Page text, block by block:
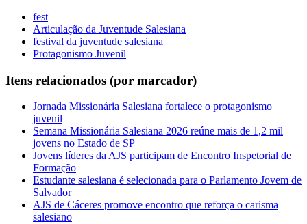
fest
Articulação da Juventude Salesiana
festival da juventude salesiana
Protagonismo Juvenil
Itens relacionados (por marcador)
Jornada Missionária Salesiana fortalece o protagonismo
juvenil
Semana Missionária Salesiana 2026 reúne mais de 1,2 mil
jovens no Estado de SP
Jovens líderes da AJS participam de Encontro Inspetorial de
Formação
Estudante salesiana é selecionada para o Parlamento Jovem de
Salvador
AJS de Cáceres promove encontro que reforça o carisma
salesiano